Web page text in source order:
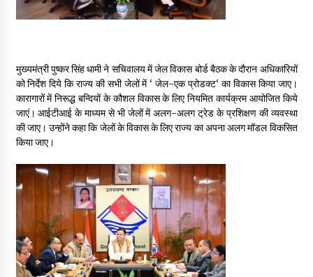
May 14, 2022
May 13, 2022
Thought Of The Day 12 May
May 12, 2022
Thought Of The Day 11 May
May 11, 2022
Thought Of The Day 10 May
May 10, 2022
मुख्यमंत्री पुष्कर सिंह धामी ने सचिवालय में जेल विकास बोर्ड बैठक के दौरान अधिकारियों
को निर्देश दिये कि राज्य की सभी जेलों में ‘ जेल-एक प्रोडक्ट‘ का विकास किया जाए।
कारागारों में निरूद्ध बन्दियों के कौशल विकास के लिए नियमित कार्यक्रम आयोजित किये
जाएं। आईटीआई के माध्यम से भी जेलों में अलग-अलग ट्रेड के प्रशिक्षण की व्यवस्था
की जाए। उन्होंने कहा कि जेलों के विकास के लिए राज्य का अपना अलग मॉडल विकसित
किया जाए।